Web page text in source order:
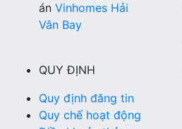
án Vinhomes Hải
Vân Bay
QUY ĐỊNH
Quy định đăng tin
Quy chế hoạt động